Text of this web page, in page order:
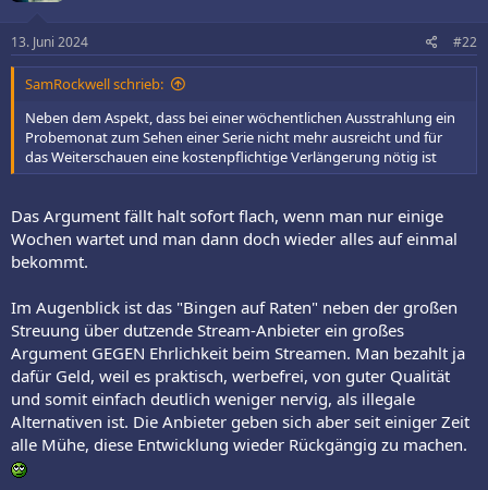
13. Juni 2024 #22
SamRockwell schrieb:
Neben dem Aspekt, dass bei einer wöchentlichen Ausstrahlung ein
Probemonat zum Sehen einer Serie nicht mehr ausreicht und für
das Weiterschauen eine kostenpflichtige Verlängerung nötig ist
Das Argument fällt halt sofort flach, wenn man nur einige
Wochen wartet und man dann doch wieder alles auf einmal
bekommt.
Im Augenblick ist das "Bingen auf Raten" neben der großen
Streuung über dutzende Stream-Anbieter ein großes
Argument GEGEN Ehrlichkeit beim Streamen. Man bezahlt ja
dafür Geld, weil es praktisch, werbefrei, von guter Qualität
und somit einfach deutlich weniger nervig, als illegale
Alternativen ist. Die Anbieter geben sich aber seit einiger Zeit
alle Mühe, diese Entwicklung wieder Rückgängig zu machen.